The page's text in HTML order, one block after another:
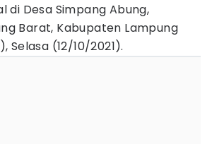
di Desa Simpang Abung,
Barat, Kabupaten Lampung
Selasa (12/10/2021).